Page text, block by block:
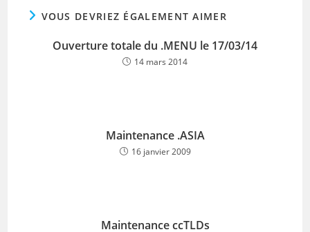
VOUS DEVRIEZ ÉGALEMENT AIMER
Ouverture totale du .MENU le 17/03/14
14 mars 2014
Maintenance .ASIA
16 janvier 2009
Maintenance ccTLDs